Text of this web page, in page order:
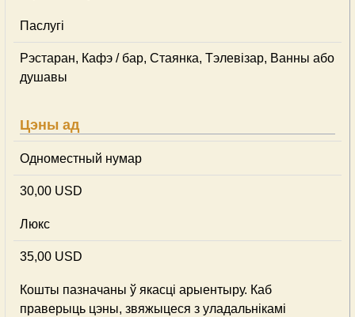
Паслугі
Рэстаран, Кафэ / бар, Стаянка, Тэлевізар, Ванны або
душавы
Цэны ад
Одноместный нумар
30,00 USD
Люкс
35,00 USD
Кошты пазначаны ў якасці арыентыру. Каб
праверыць цэны, звяжыцеся з уладальнікамі